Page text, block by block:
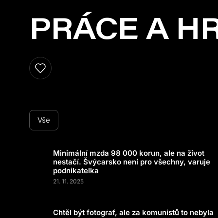
PRÁCE A
Vše
Minimální mzda 98 000 korun, ale na život
nestačí. Švýcarsko není pro všechny, varuje
podnikatelka
21. 11. 2025
Chtěl být fotograf, ale za komunistů to nebyla